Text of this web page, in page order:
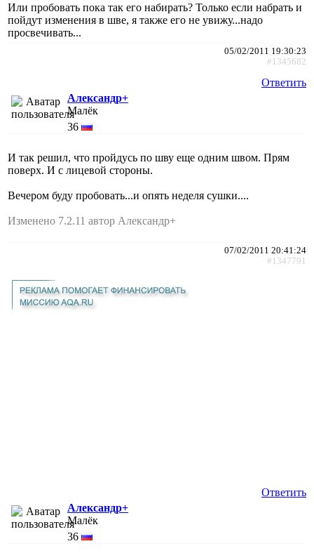
Или пробовать пока так его набирать? Только если набрать и
пойдут изменения в шве, я также его не увижу...надо
просвечивать...
05/02/2011 19:30:23
#1345682
Ответить
Александр+
Малёк
36
И так решил, что пройдусь по шву еще одним швом. Прям
поверх. И с лицевой стороны.
Вечером буду пробовать...и опять неделя сушки....
Изменено 7.2.11 автор Александр+
07/02/2011 20:41:24
#1347791
Ответить
Александр+
Малёк
36